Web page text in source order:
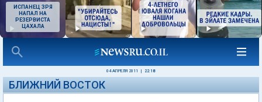
ИСПАНЕЦ ЗРЯ
НАПАЛ НА
РЕЗЕРВИСТА
ЦАХАЛА
04 АПРЕЛЯ 2011 22:18
БЛИЖНИЙ ВОСТОК